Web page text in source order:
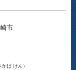
市
かば けん）